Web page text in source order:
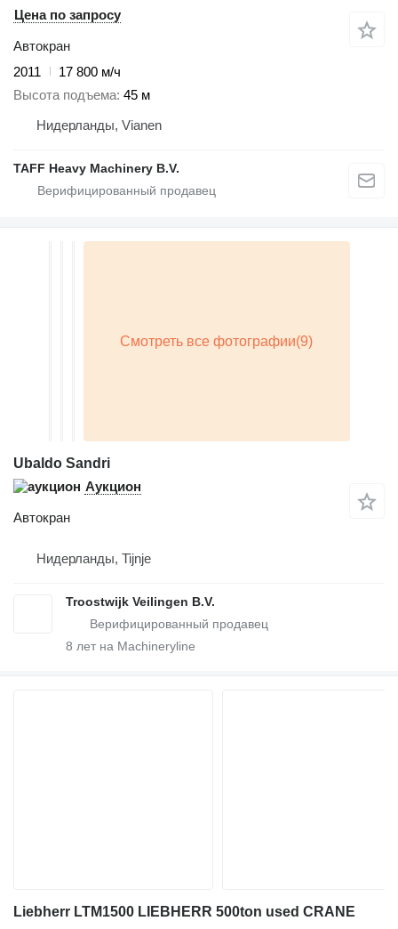
Цена по запросу
Автокран
2011
17 800 м/ч
Высота подъема 45 м
Нидерланды, Vianen
TAFF Heavy Machinery B.V.
Ubaldo Sandri
Аукцион
Автокран
Нидерланды, Tijnje
Troostwijk Veilingen B.V.
8 лет на Machineryline
Liebherr LTM1500 LIEBHERR 500ton used CRANE